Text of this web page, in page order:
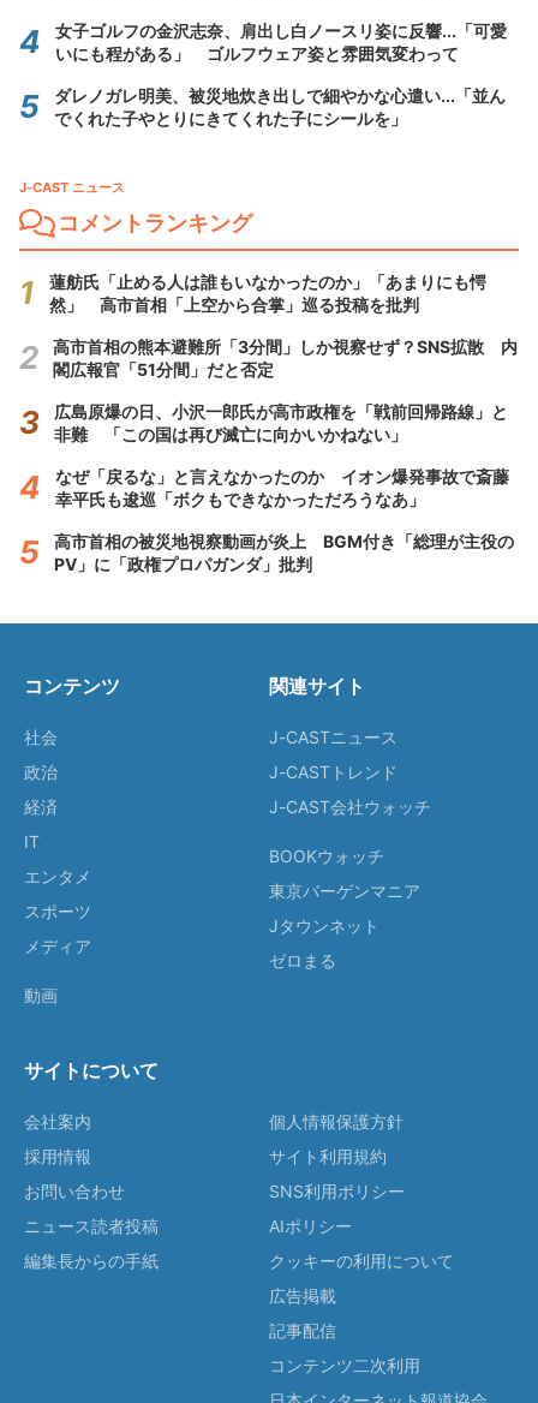
女子ゴルフの金沢志奈、肩出し白ノースリ姿に反響...「可愛
いにも程がある」 ゴルフウェア姿と雰囲気変わって
ダレノガレ明美、被災地炊き出しで細やかな心遣い...「並ん
でくれた子やとりにきてくれた子にシールを」
J-CAST ニュース
コメントランキング
蓮舫氏「止める人は誰もいなかったのか」「あまりにも愕
然」 高市首相「上空から合掌」巡る投稿を批判
高市首相の熊本避難所「3分間」しか視察せず？SNS拡散 内
閣広報官「51分間」だと否定
広島原爆の日、小沢一郎氏が高市政権を「戦前回帰路線」と
非難 「この国は再び滅亡に向かいかねない」
なぜ「戻るな」と言えなかったのか イオン爆発事故で斎藤
幸平氏も逡巡「ボクもできなかっただろうなあ」
高市首相の被災地視察動画が炎上 BGM付き「総理が主役の
PV」に「政権プロパガンダ」批判
コンテンツ
社会
政治
経済
IT
エンタメ
スポーツ
メディア
動画
関連サイト
J-CASTニュース
J-CASTトレンド
J-CAST会社ウォッチ
BOOKウォッチ
東京バーゲンマニア
Jタウンネット
ゼロまる
サイトについて
会社案内
採用情報
お問い合わせ
ニュース読者投稿
編集長からの手紙
個人情報保護方針
サイト利用規約
SNS利用ポリシー
AIポリシー
クッキーの利用について
広告掲載
記事配信
コンテンツ二次利用